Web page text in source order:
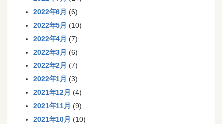
2022年6月 (6)
2022年5月 (10)
2022年4月 (7)
2022年3月 (6)
2022年2月 (7)
2022年1月 (3)
2021年12月 (4)
2021年11月 (9)
2021年10月 (10)